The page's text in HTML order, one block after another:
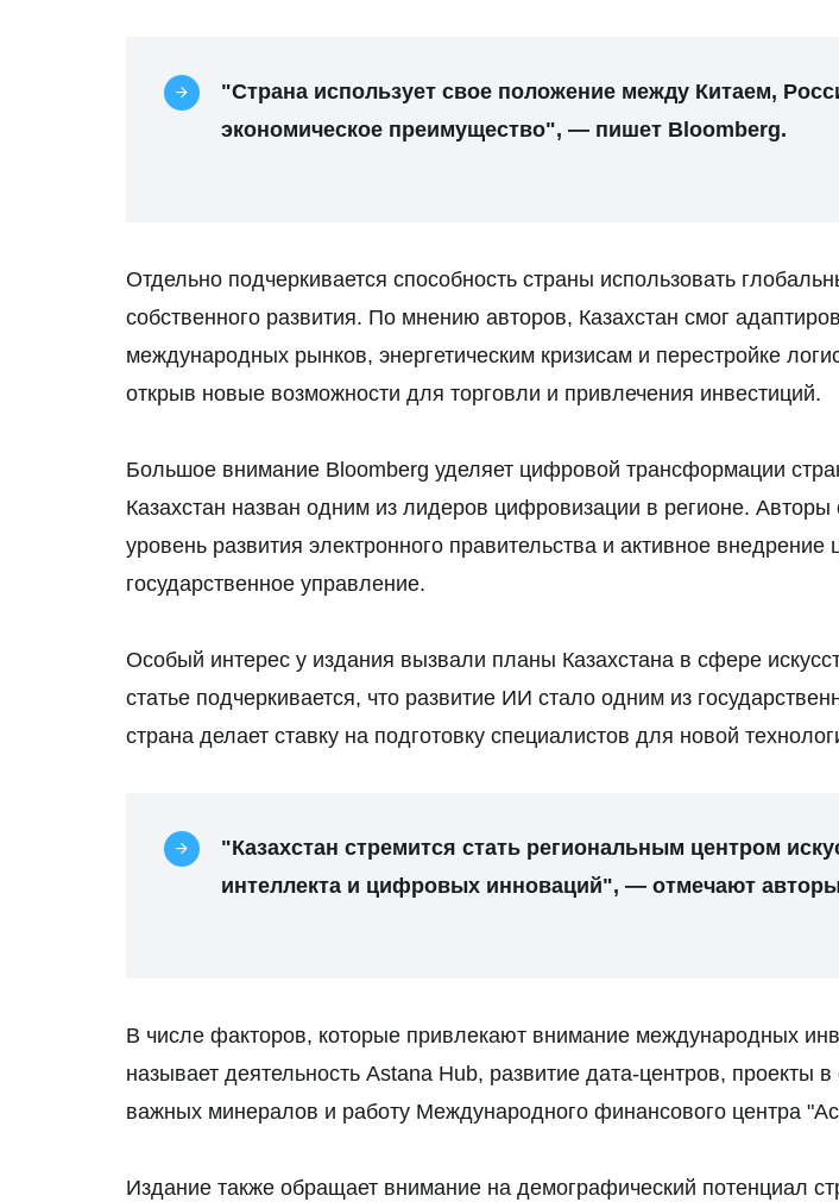
"Страна использует свое положение между Китаем,
экономическое преимущество", — пишет Bloomberg.
Отдельно подчеркивается способность страны использовать
собственного развития. По мнению авторов, Казахстан смог
международных рынков, энергетическим кризисам и перестройке
открыв новые возможности для торговли и привлечения инвестиций.
Большое внимание Bloomberg уделяет цифровой трансформации
Казахстан назван одним из лидеров цифровизации в регионе. Авторы
уровень развития электронного правительства и активное
государственное управление.
Особый интерес у издания вызвали планы Казахстана в сфере
статье подчеркивается, что развитие ИИ стало одним из
страна делает ставку на подготовку специалистов для новой
"Казахстан стремится стать региональным центром
интеллекта и цифровых инноваций", — отмечают
В числе факторов, которые привлекают внимание международных
называет деятельность Astana Hub, развитие дата-центров, проекты
важных минералов и работу Международного финансового центра
Издание также обращает внимание на демографический потенциал